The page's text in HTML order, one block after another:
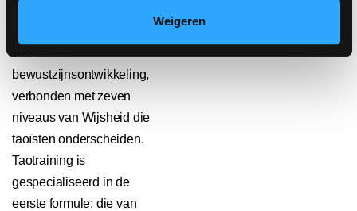
Weigeren
bewustzijnsontwikkeling,
verbonden met zeven
niveaus van Wijsheid die
taoïsten onderscheiden.
Taotraining is
gespecialiseerd in de
eerste formule: die van